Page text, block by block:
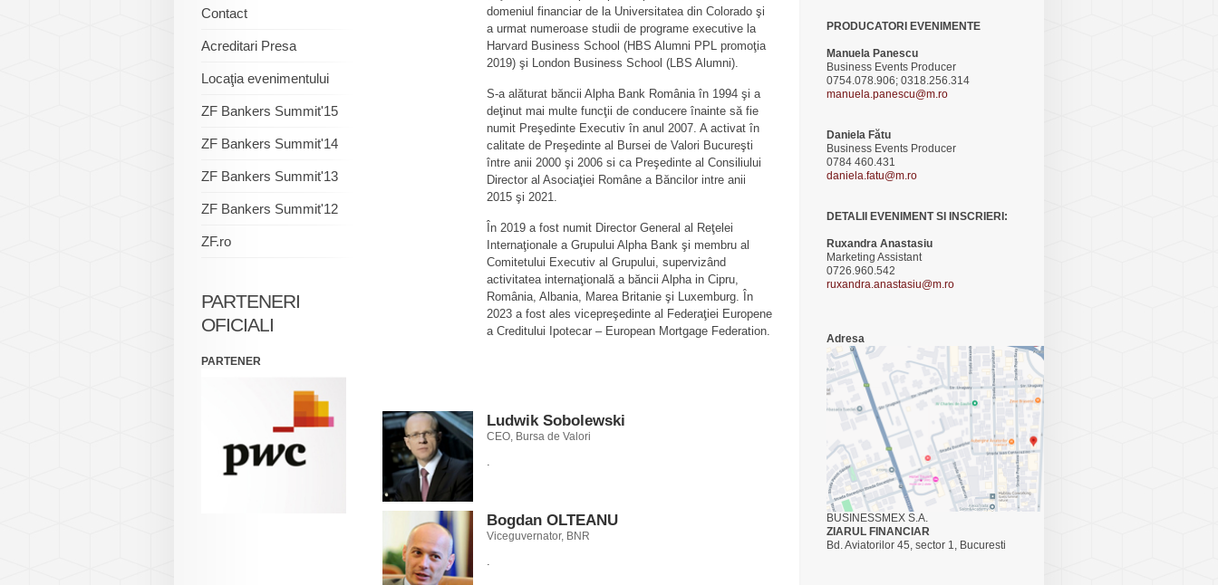
Contact
Acreditari Presa
Locaţia evenimentului
ZF Bankers Summit'15
ZF Bankers Summit'14
ZF Bankers Summit'13
ZF Bankers Summit'12
ZF.ro
PARTENERI
OFICIALI
PARTENER
domeniul financiar de la Universitatea din Colorado şi
a urmat numeroase studii de programe executive la
Harvard Business School (HBS Alumni PPL promoţia
2019) şi London Business School (LBS Alumni).
S-a alăturat băncii Alpha Bank România în 1994 şi a
deţinut mai multe funcţii de conducere înainte să fie
numit Preşedinte Executiv în anul 2007. A activat în
calitate de Preşedinte al Bursei de Valori Bucureşti
între anii 2000 şi 2006 si ca Preşedinte al Consiliului
Director al Asociaţiei Române a Băncilor intre anii
2015 şi 2021.
În 2019 a fost numit Director General al Reţelei
Internaţionale a Grupului Alpha Bank şi membru al
Comitetului Executiv al Grupului, supervizând
activitatea internaţională a băncii Alpha in Cipru,
România, Albania, Marea Britanie şi Luxemburg. În
2023 a fost ales vicepreşedinte al Federaţiei Europene
a Creditului Ipotecar – European Mortgage Federation.
Ludwik Sobolewski
CEO, Bursa de Valori
.
Bogdan OLTEANU
Viceguvernator, BNR
.
PRODUCATORI EVENIMENTE
Manuela Panescu
Business Events Producer
0754.078.906; 0318.256.314
manuela.panescu@m.ro
Daniela Fătu
Business Events Producer
0784 460.431
daniela.fatu@m.ro
DETALII EVENIMENT SI INSCRIERI:
Ruxandra Anastasiu
Marketing Assistant
0726.960.542
ruxandra.anastasiu@m.ro
Adresa
BUSINESSMEX S.A.
ZIARUL FINANCIAR
Bd. Aviatorilor 45, sector 1, Bucuresti